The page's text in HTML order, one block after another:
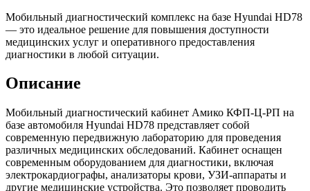
Мобильный диагностический комплекс на базе Hyundai HD78
— это идеальное решение для повышения доступности
медицинских услуг и оперативного предоставления
диагностики в любой ситуации.
Описание
Мобильный диагностический кабинет Амико КФП-Ц-РП на
базе автомобиля Hyundai HD78 представляет собой
современную передвижную лабораторию для проведения
различных медицинских обследований. Кабинет оснащен
современным оборудованием для диагностики, включая
электрокардиографы, анализаторы крови, УЗИ-аппараты и
другие медицинские устройства. Это позволяет проводить